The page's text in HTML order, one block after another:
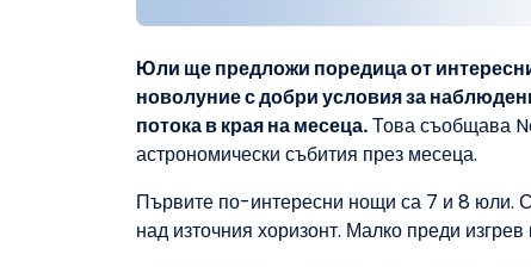
Юли ще предложи поредица от
новолуние с добри условия за
потока в края на месеца.Това съобщава
астрономически събития през месеца.
Първите по-интересни нощи са 7 и 8 юли.
над източния хоризонт. Малко преди